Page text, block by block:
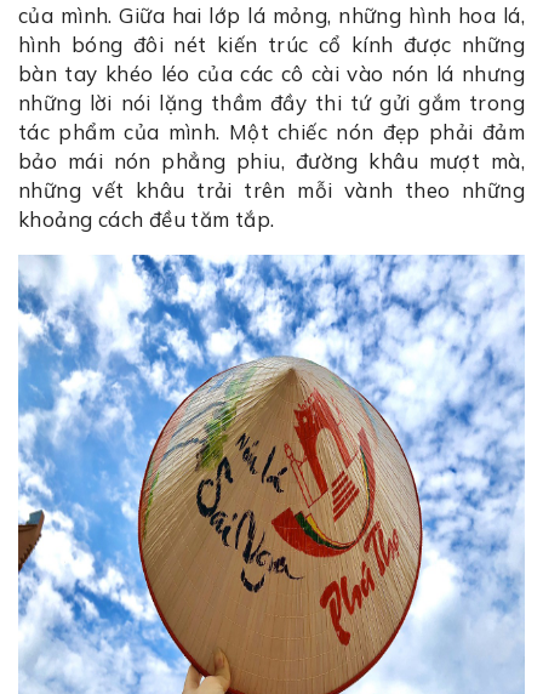
của mình. Giữa hai lớp lá mỏng, những hình hoa lá,
hình bóng đôi nét kiến trúc cổ kính được những
bàn tay khéo léo của các cô cài vào nón lá nhưng
những lời nói lặng thầm đầy thi tứ gửi gắm trong
tác phẩm của mình. Một chiếc nón đẹp phải đảm
bảo mái nón phẳng phiu, đường khâu mượt mà,
những vết khâu trải trên mỗi vành theo những
khoảng cách đều tăm tắp.